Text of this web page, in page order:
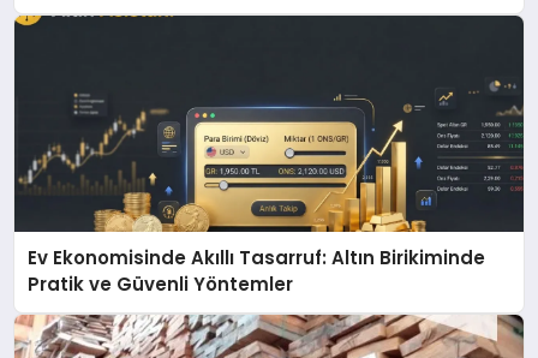
Ev Ekonomisinde Akıllı Tasarruf: Altın Birikiminde
Pratik ve Güvenli Yöntemler